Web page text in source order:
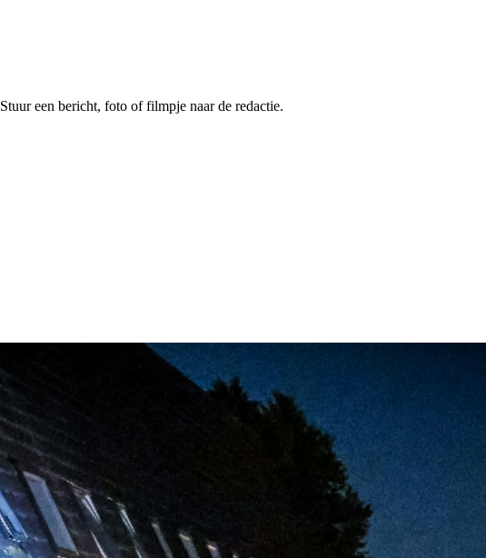
Stuur een bericht, foto of filmpje naar de redactie.